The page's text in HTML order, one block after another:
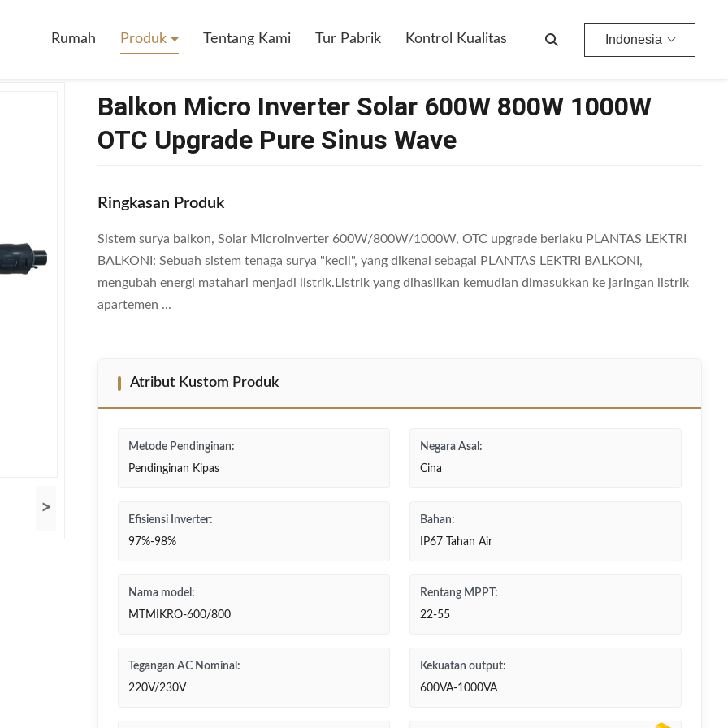
Rumah Produk Tentang Kami Tur Pabrik Kontrol Kualitas Indonesia
>
Balkon Micro Inverter Solar 600W 800W 1000W
OTC Upgrade Pure Sinus Wave
Ringkasan Produk
Sistem surya balkon, Solar Microinverter 600W/800W/1000W, OTC upgrade berlaku PLANTAS LEKTRI
BALKONI: Sebuah sistem tenaga surya "kecil", yang dikenal sebagai PLANTAS LEKTRI BALKONI,
mengubah energi matahari menjadi listrik.Listrik yang dihasilkan kemudian dimasukkan ke jaringan listrik
apartemen ...
Atribut Kustom Produk
Metode Pendinginan:
Pendinginan Kipas
Negara Asal:
Cina
Efisiensi Inverter:
97%-98%
Bahan:
IP67 Tahan Air
Nama model:
MTMIKRO-600/800
Rentang MPPT:
22-55
Tegangan AC Nominal:
220V/230V
Kekuatan output:
600VA-1000VA